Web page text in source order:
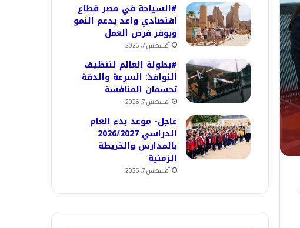
#السياحة في مصر قطاع
اقتصادي واعد يدعم النمو
ويوفر فرص العمل
أغسطس 7, 2026
#بطولة العالم لتنظيف
النوافذ: السرعة والدقة
تحسمان المنافسة
أغسطس 7, 2026
عاجل- موعد بدء العام
الدراسي 2026/2027
بالمدارس والخريطة
الزمنية
أغسطس 7, 2026